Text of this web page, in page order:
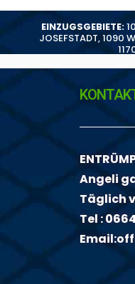
EINZUGSGEBIETE:
JOSEFSTADT,1090
Angeli
Täglich
Tel :
Email: